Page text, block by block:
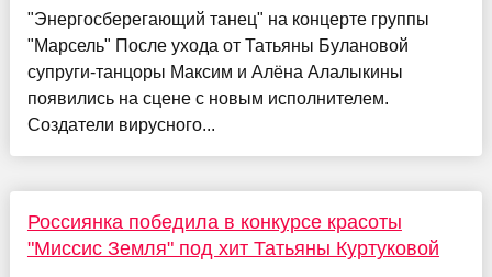
"Энергосберегающий танец" на концерте группы
"Марсель" После ухода от Татьяны Булановой
супруги-танцоры Максим и Алёна Алалыкины
появились на сцене с новым исполнителем.
Создатели вирусного...
Россиянка победила в конкурсе красоты
"Миссис Земля" под хит Татьяны Куртуковой